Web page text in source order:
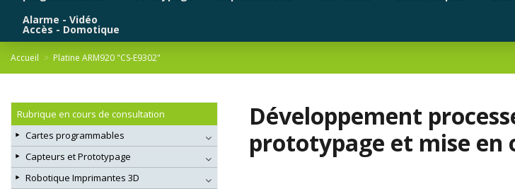
Alarme - Vidéo
Accès - Domotique
Accueil Platine ARM920 "CS-E9302"
Développement
prototypage et mise
Rubrique en cours de consultation
Cartes programmables
Capteurs et Prototypage
Robotique Imprimantes 3D